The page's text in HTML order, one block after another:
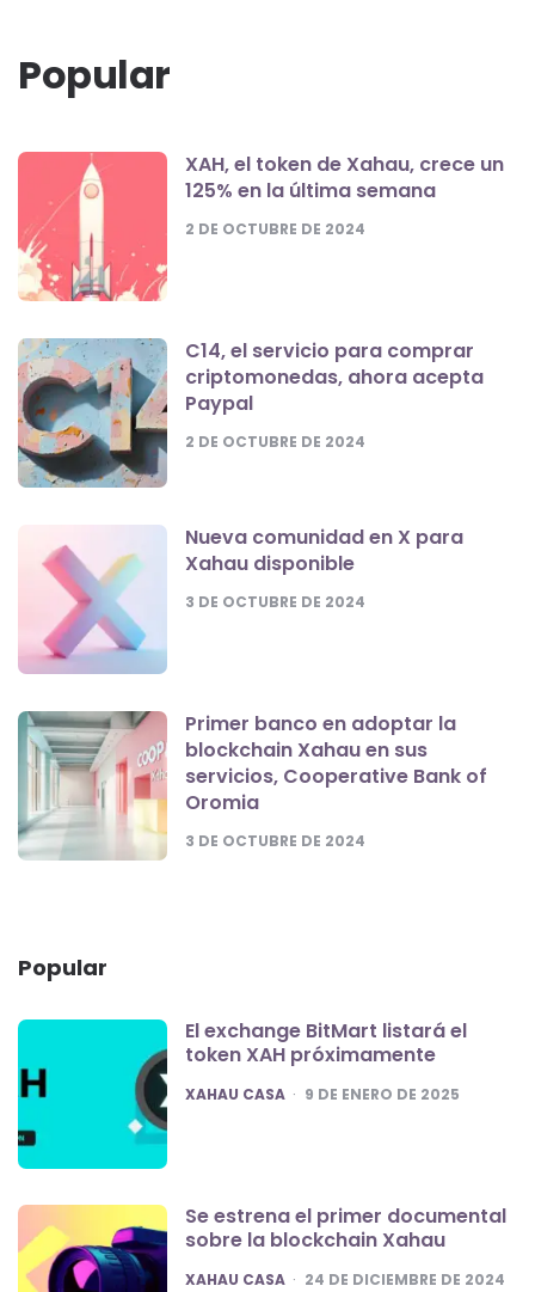
Popular
XAH, el token de Xahau, crece un
125% en la última semana
2 DE OCTUBRE DE 2024
C14, el servicio para comprar
criptomonedas, ahora acepta
Paypal
2 DE OCTUBRE DE 2024
Nueva comunidad en X para
Xahau disponible
3 DE OCTUBRE DE 2024
Primer banco en adoptar la
blockchain Xahau en sus
servicios, Cooperative Bank of
Oromia
3 DE OCTUBRE DE 2024
Popular
El exchange BitMart listará el
token XAH próximamente
POSTED
XAHAU CASA 9 DE ENERO DE 2025
Se estrena el primer documental
sobre la blockchain Xahau
POSTED
XAHAU CASA 24 DE DICIEMBRE DE 2024